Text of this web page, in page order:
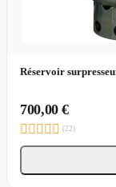
Réservoir
700,00 €
     (22)